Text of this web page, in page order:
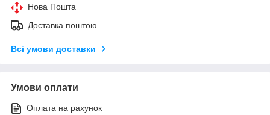
Нова Пошта
Доставка поштою
Всі умови доставки
Умови оплати
Оплата на рахунок